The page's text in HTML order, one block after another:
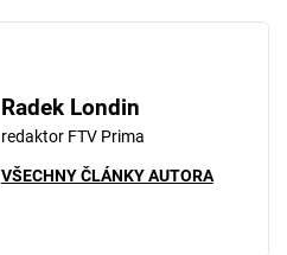
Radek Londin
redaktor FTV Prima
VŠECHNY ČLÁNKY AUTORA